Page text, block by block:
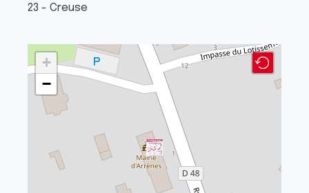
23 - Creuse
+
−